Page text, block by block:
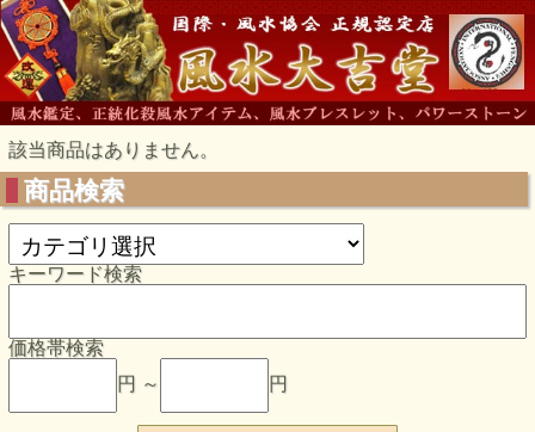
該当商品はありません。
商品検索
キーワード検索
価格帯検索
円 ～
円